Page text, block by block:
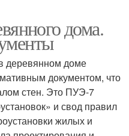
дома.
деревянном доме
документом, что
стен. Это ПУЭ-7
и свод правил
жилых и